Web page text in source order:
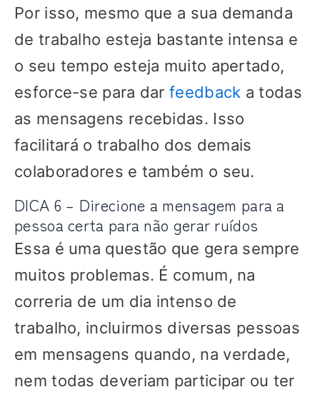
Por isso, mesmo que a sua demanda
de trabalho esteja bastante intensa e
o seu tempo esteja muito apertado,
esforce-se para darfeedback a todas
as mensagens recebidas. Isso
facilitará o trabalho dos demais
colaboradores e também o seu.
DICA 6 – Direcione a mensagem para a
pessoa certa para não gerar ruídos
Essa é uma questão que gera sempre
muitos problemas. É comum, na
correria de um dia intenso de
trabalho, incluirmos diversas pessoas
em mensagens quando, na verdade,
nem todas deveriam participar ou ter